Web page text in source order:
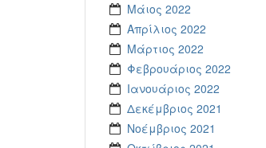
Μάιος 2022
Απρίλιος 2022
Μάρτιος 2022
Φεβρουάριος 2022
Ιανουάριος 2022
Δεκέμβριος 2021
Νοέμβριος 2021